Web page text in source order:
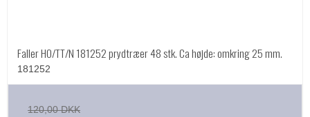
Faller HO/TT/N 181252 prydtræer 48 stk. Ca højde: omkring 25 mm.
181252
120,00 DKK